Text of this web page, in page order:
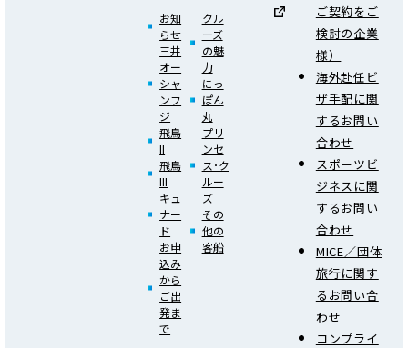
お知
らせ
三井
オー
シャ
ンフ
ジ
飛鳥
II
飛鳥
III
キュ
ナー
ド
お申
込み
から
ご出
発ま
で
クル
ーズ
の魅
力
にっ
ぽん
丸
プリ
ンセ
ス･ク
ルー
ズ
その
他の
客船
ご契約をご
検討の企業
様）
海外赴任ビ
ザ手配に関
するお問い
合わせ
スポーツビ
ジネスに関
するお問い
合わせ
MICE／団体
旅行に関す
るお問い合
わせ
コンプライ